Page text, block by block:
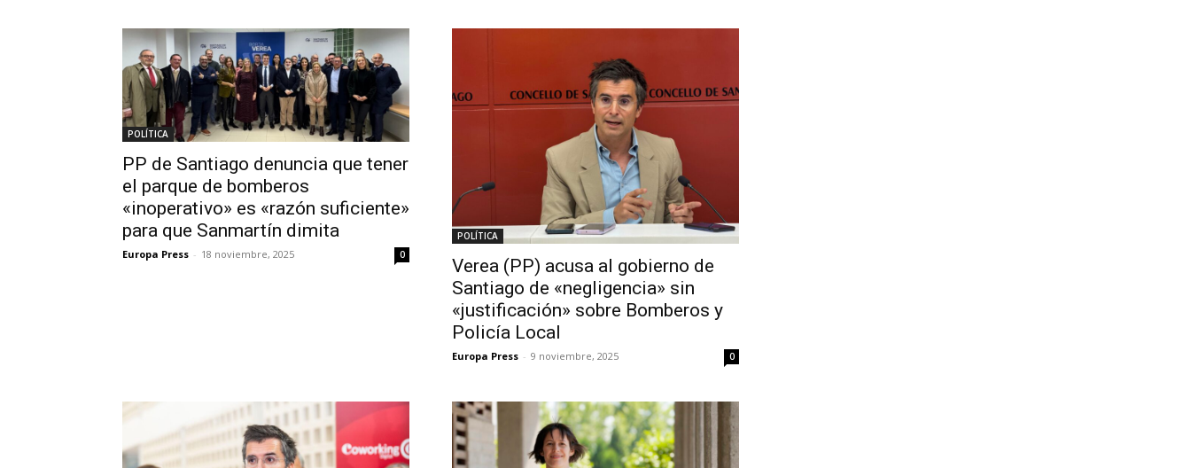
POLÍTICA
PP de Santiago denuncia que tener
el parque de bomberos
«inoperativo» es «razón suficiente»
para que Sanmartín dimita
Europa Press - 18 noviembre, 2025 0
POLÍTICA
Verea (PP) acusa al gobierno de
Santiago de «negligencia» sin
«justificación» sobre Bomberos y
Policía Local
Europa Press - 9 noviembre, 2025 0